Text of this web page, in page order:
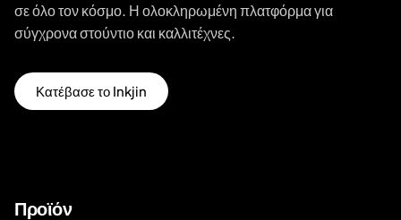
σε όλο τον κόσμο. Η ολοκληρωμένη πλατφόρμα για
σύγχρονα στούντιο και καλλιτέχνες.
Κατέβασε το Inkjin
Προϊόν